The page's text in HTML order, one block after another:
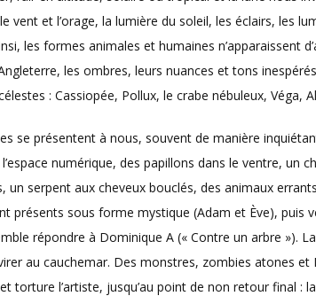
vent et l’orage, la lumière du soleil, les éclairs, les
les formes animales et humaines n’apparaissent
les ombres, leurs nuances et tons
: Cassiopée, Pollux, le crabe nébuleux, Véga,
se présentent à nous, souvent de manière
numérique, des papillons dans le ventre, un
un serpent aux cheveux bouclés, des animaux
présents sous forme mystique (Adam et Ève), puis
répondre à Dominique A (« Contre un arbre »).
au cauchemar. Des monstres, zombies atones et
torture l’artiste, jusqu’au point de non retour final :